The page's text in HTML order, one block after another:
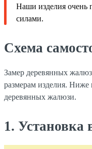
Наши изделия очень
силами.
Схема
Замер деревянных
размерам изделия. Ниже
деревянных жалюзи.
1. Установка